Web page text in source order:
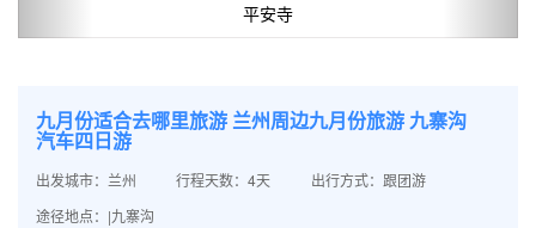
平安寺
九月份适合去哪里旅游 兰州周边九月份旅游 九寨沟
汽车四日游
出发城市：兰州 行程天数：4天
出行方式：跟团游
途径地点：|九寨沟